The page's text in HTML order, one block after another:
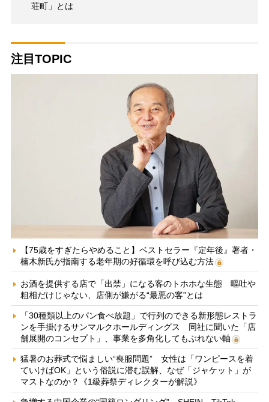
荘町」とは
注目TOPIC
【75歳をすぎたらやめること】ベストセラー『定年後』著者・
楠木新氏が指南する老年期の好循環を呼び込む方法
お酒を提供する店で「出禁」になる客のトホホな生態 嘔吐や
粗相だけじゃない、店側が嫌がる“最悪の客”とは
「30種類以上のパン食べ放題」で行列のできる新形態レストラ
ンを手掛けるサンマルクホールディングス 同社に聞いた「店
舗展開のコンセプト」、事業を多角化してもぶれない軸
猛暑のお葬式で悩ましい“喪服問題” 女性は「ワンピースを着
ていけばOK」という俗説に潜む誤解、なぜ「ジャケット」が
マストなのか？《1級葬祭ディレクターが解説》